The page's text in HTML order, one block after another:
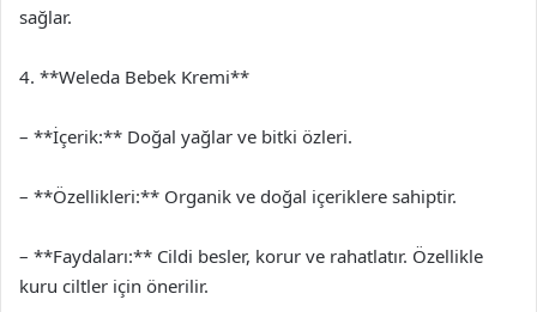
sağlar.
4. **Weleda Bebek Kremi**
– **İçerik:** Doğal yağlar ve bitki özleri.
– **Özellikleri:** Organik ve doğal içeriklere sahiptir.
– **Faydaları:** Cildi besler, korur ve rahatlatır. Özellikle
kuru ciltler için önerilir.